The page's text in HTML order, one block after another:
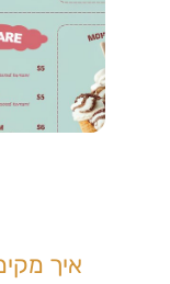
איך